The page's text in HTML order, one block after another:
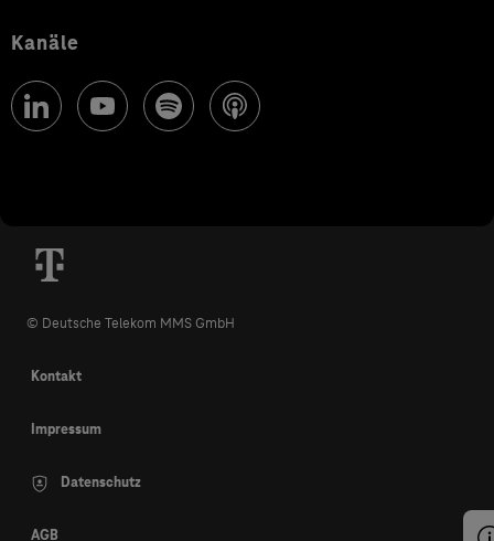
Kanäle
© Deutsche Telekom MMS GmbH
Kontakt
Impressum
Datenschutz
AGB